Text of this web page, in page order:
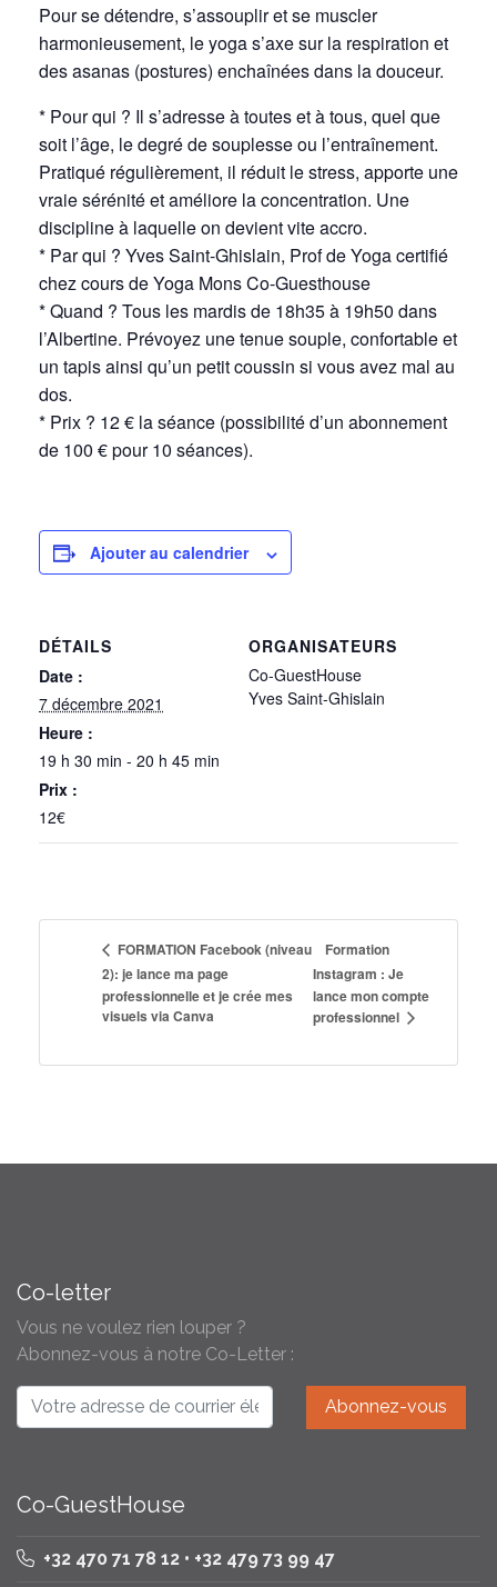
Pour se détendre, s’assouplir et se muscler
harmonieusement, le yoga s’axe sur la respiration et
des asanas (postures) enchaînées dans la douceur.
* Pour qui ? Il s’adresse à toutes et à tous, quel que
soit l’âge, le degré de souplesse ou l’entraînement.
Pratiqué régulièrement, il réduit le stress, apporte une
vraie sérénité et améliore la concentration. Une
discipline à laquelle on devient vite accro.
* Par qui ? Yves Saint-Ghislain, Prof de Yoga certifié
chez cours de Yoga Mons Co-Guesthouse
* Quand ? Tous les mardis de 18h35 à 19h50 dans
l’Albertine. Prévoyez une tenue souple, confortable et
un tapis ainsi qu’un petit coussin si vous avez mal au
dos.
* Prix ? 12 € la séance (possibilité d’un abonnement
de 100 € pour 10 séances).
Ajouter au calendrier
DÉTAILS
Date :
7 décembre 2021
Heure :
19 h 30 min - 20 h 45 min
Prix :
12€
ORGANISATEURS
Co-GuestHouse
Yves Saint-Ghislain
FORMATION Facebook (niveau
2): je lance ma page
professionnelle et je crée mes
visuels via Canva
Formation
Instagram : Je
lance mon compte
professionnel
Co-letter
Vous ne voulez rien louper ?
Abonnez-vous à notre Co-Letter :
Co-GuestHouse
+32 470 71 78 12 • +32 479 73 99 47